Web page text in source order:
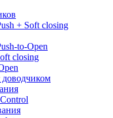
+ Soft closing
to-Open
closing